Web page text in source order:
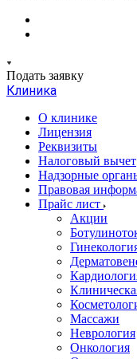
Подать заявку
Клиника
О клинике
Лицензия
Реквизиты
Налоговый вычет
Надзорные
Правовая
Прайс лист
Акции
Массажи
Неврология
Онкология